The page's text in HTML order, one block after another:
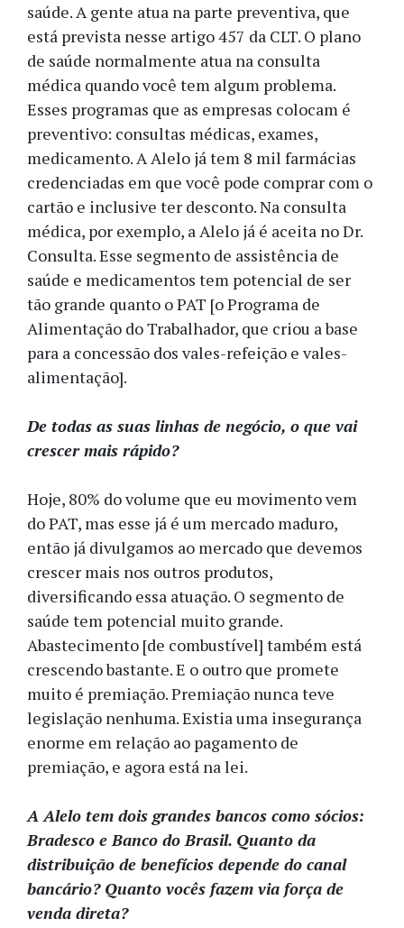
saúde. A gente atua na parte preventiva, que
está prevista nesse artigo 457 da CLT. O plano
de saúde normalmente atua na consulta
médica quando você tem algum problema.
Esses programas que as empresas colocam é
preventivo: consultas médicas, exames,
medicamento. A Alelo já tem 8 mil farmácias
credenciadas em que você pode comprar com o
cartão e inclusive ter desconto. Na consulta
médica, por exemplo, a Alelo já é aceita no Dr.
Consulta. Esse segmento de assistência de
saúde e medicamentos tem potencial de ser
tão grande quanto o PAT [o Programa de
Alimentação do Trabalhador, que criou a base
para a concessão dos vales-refeição e vales-
alimentação].
De todas as suas linhas de negócio, o que vai
crescer mais rápido?
Hoje, 80% do volume que eu movimento vem
do PAT, mas esse já é um mercado maduro,
então já divulgamos ao mercado que devemos
crescer mais nos outros produtos,
diversificando essa atuação. O segmento de
saúde tem potencial muito grande.
Abastecimento [de combustível] também está
crescendo bastante. E o outro que promete
muito é premiação. Premiação nunca teve
legislação nenhuma. Existia uma insegurança
enorme em relação ao pagamento de
premiação, e agora está na lei.
A Alelo tem dois grandes bancos como sócios:
Bradesco e Banco do Brasil. Quanto da
distribuição de benefícios depende do canal
bancário? Quanto vocês fazem via força de
venda direta?